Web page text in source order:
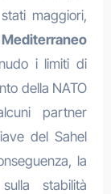
maggiori,
i limiti di
della NATO
partner
del Sahel
la
stabilità